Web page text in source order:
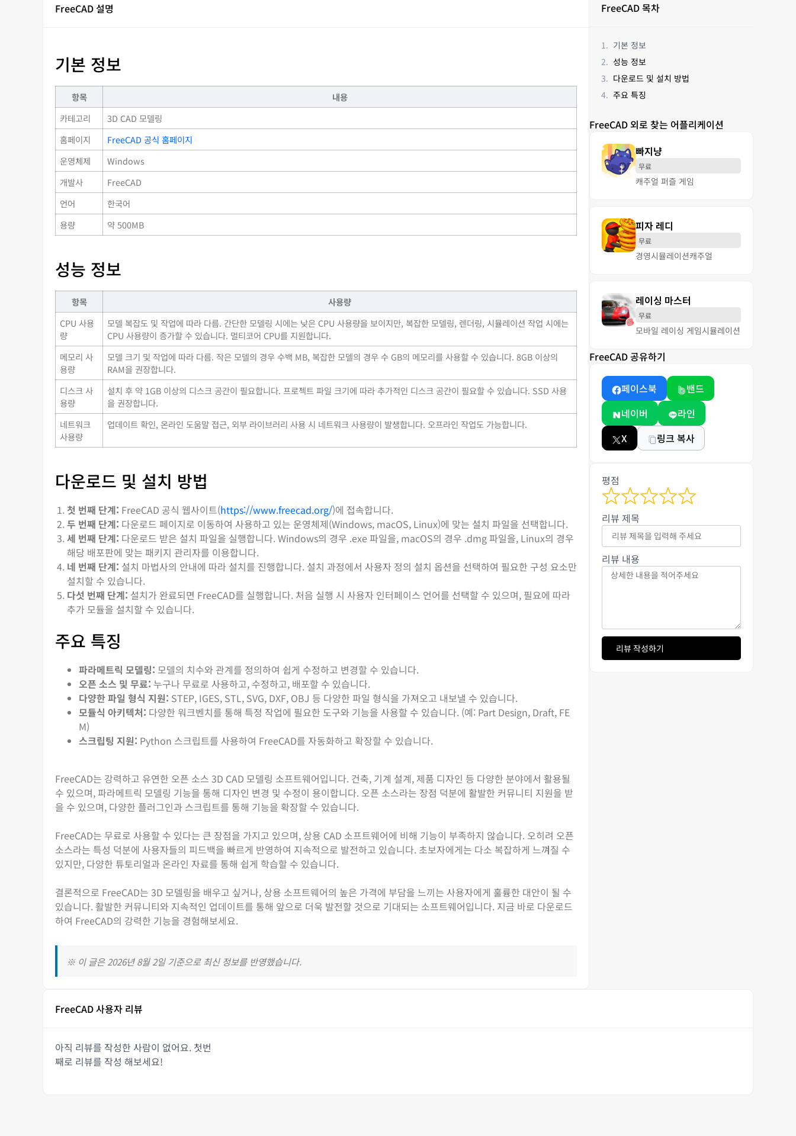
FreeCAD 설명
기본 정보
항목
내용
카테고리
3D CAD 모델링
홈페이지
FreeCAD 공식 홈페이지
운영체제
Windows
개발사
FreeCAD
언어
한국어
용량
약 500MB
성능 정보
항목
사용량
CPU 사용
량
모델 복잡도 및 작업에 따라 다름. 간단한 모델링 시에는 낮은 CPU 사용량을 보이지만, 복잡한 모델링, 렌더링, 시뮬레이션 작업 시에는
CPU 사용량이 증가할 수 있습니다. 멀티코어 CPU를 지원합니다.
메모리 사
용량
모델 크기 및 작업에 따라 다름. 작은 모델의 경우 수백 MB, 복잡한 모델의 경우 수 GB의 메모리를 사용할 수 있습니다. 8GB 이상의
RAM을 권장합니다.
디스크 사
용량
설치 후 약 1GB 이상의 디스크 공간이 필요합니다. 프로젝트 파일 크기에 따라 추가적인 디스크 공간이 필요할 수 있습니다. SSD 사용
을 권장합니다.
네트워크
사용량
업데이트 확인, 온라인 도움말 접근, 외부 라이브러리 사용 시 네트워크 사용량이 발생합니다. 오프라인 작업도 가능합니다.
다운로드 및 설치 방법
첫 번째 단계: FreeCAD 공식 웹사이트(https://www.freecad.org/)에 접속합니다.
두 번째 단계: 다운로드 페이지로 이동하여 사용하고 있는 운영체제(Windows, macOS, Linux)에 맞는 설치 파일을 선택합니다.
세 번째 단계: 다운로드 받은 설치 파일을 실행합니다. Windows의 경우 .exe 파일을, macOS의 경우 .dmg 파일을, Linux의 경우
해당 배포판에 맞는 패키지 관리자를 이용합니다.
네 번째 단계: 설치 마법사의 안내에 따라 설치를 진행합니다. 설치 과정에서 사용자 정의 설치 옵션을 선택하여 필요한 구성 요소만
설치할 수 있습니다.
다섯 번째 단계: 설치가 완료되면 FreeCAD를 실행합니다. 처음 실행 시 사용자 인터페이스 언어를 선택할 수 있으며, 필요에 따라
추가 모듈을 설치할 수 있습니다.
주요 특징
파라메트릭 모델링: 모델의 치수와 관계를 정의하여 쉽게 수정하고 변경할 수 있습니다.
오픈 소스 및 무료: 누구나 무료로 사용하고, 수정하고, 배포할 수 있습니다.
다양한 파일 형식 지원: STEP, IGES, STL, SVG, DXF, OBJ 등 다양한 파일 형식을 가져오고 내보낼 수 있습니다.
모듈식 아키텍처: 다양한 워크벤치를 통해 특정 작업에 필요한 도구와 기능을 사용할 수 있습니다. (예: Part Design, Draft, FE
M)
스크립팅 지원: Python 스크립트를 사용하여 FreeCAD를 자동화하고 확장할 수 있습니다.
FreeCAD는 강력하고 유연한 오픈 소스 3D CAD 모델링 소프트웨어입니다. 건축, 기계 설계, 제품 디자인 등 다양한 분야에서 활용될
수 있으며, 파라메트릭 모델링 기능을 통해 디자인 변경 및 수정이 용이합니다. 오픈 소스라는 장점 덕분에 활발한 커뮤니티 지원을 받
을 수 있으며, 다양한 플러그인과 스크립트를 통해 기능을 확장할 수 있습니다.
FreeCAD는 무료로 사용할 수 있다는 큰 장점을 가지고 있으며, 상용 CAD 소프트웨어에 비해 기능이 부족하지 않습니다. 오히려 오픈
소스라는 특성 덕분에 사용자들의 피드백을 빠르게 반영하여 지속적으로 발전하고 있습니다. 초보자에게는 다소 복잡하게 느껴질 수
있지만, 다양한 튜토리얼과 온라인 자료를 통해 쉽게 학습할 수 있습니다.
결론적으로 FreeCAD는 3D 모델링을 배우고 싶거나, 상용 소프트웨어의 높은 가격에 부담을 느끼는 사용자에게 훌륭한 대안이 될 수
있습니다. 활발한 커뮤니티와 지속적인 업데이트를 통해 앞으로 더욱 발전할 것으로 기대되는 소프트웨어입니다. 지금 바로 다운로드
하여 FreeCAD의 강력한 기능을 경험해보세요.
※ 이 글은 2026년 8월 2일 기준으로 최신 정보를 반영했습니다.
FreeCAD 목차
기본 정보
성능 정보
다운로드 및 설치 방법
주요 특징
FreeCAD 외로 찾는 어플리케이션
빠지냥
무료
캐주얼 퍼즐 게임
피자 레디
무료
경영시뮬레이션캐주얼
레이싱 마스터
무료
모바일 레이싱 게임시뮬레이션
FreeCAD 공유하기
페이스북
밴드
네이버
라인
X
링크 복사
평점
리뷰 제목
리뷰 내용
리뷰 작성하기
FreeCAD 사용자 리뷰
아직 리뷰를 작성한 사람이 없어요. 첫번
째로 리뷰를 작성 해보세요!